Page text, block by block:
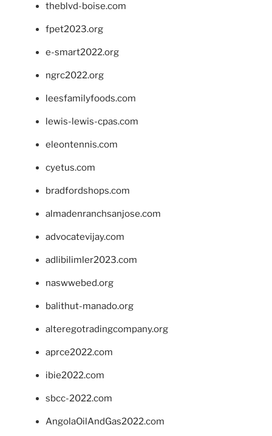
theblvd-boise.com
fpet2023.org
e-smart2022.org
ngrc2022.org
leesfamilyfoods.com
lewis-lewis-cpas.com
eleontennis.com
cyetus.com
bradfordshops.com
almadenranchsanjose.com
advocatevijay.com
adlibilimler2023.com
naswwebed.org
balithut-manado.org
alteregotradingcompany.org
aprce2022.com
ibie2022.com
sbcc-2022.com
AngolaOilAndGas2022.com